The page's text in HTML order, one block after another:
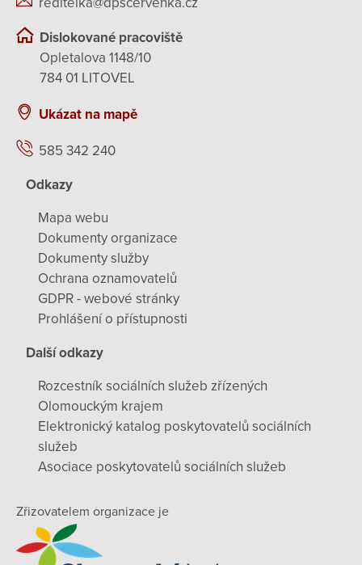
Dislokované pracoviště
Opletalova 1148/10
784 01 LITOVEL
Ukázat na mapě
585 342 240
Odkazy
Mapa webu
Dokumenty organizace
Dokumenty služby
Ochrana oznamovatelů
GDPR - webové stránky
Prohlášení o přístupnosti
Další odkazy
Rozcestník sociálních služeb zřízených
Olomouckým krajem
Elektronický katalog poskytovatelů sociálních
služeb
Asociace poskytovatelů sociálních služeb
Zřizovatelem organizace je